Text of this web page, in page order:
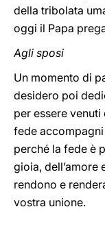
della tribolata
oggi il Papa
Agli sposi
Un momento di
desidero poi
per essere venuti
fede
perché la fede è
gioia, dell’amore
rendono e
vostra unione.